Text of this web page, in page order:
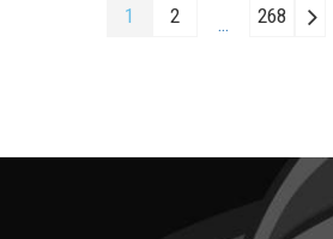
1 2 … 268